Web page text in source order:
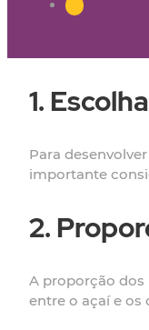
1.
Para
importante
2.
A proporção
entre o açaí e